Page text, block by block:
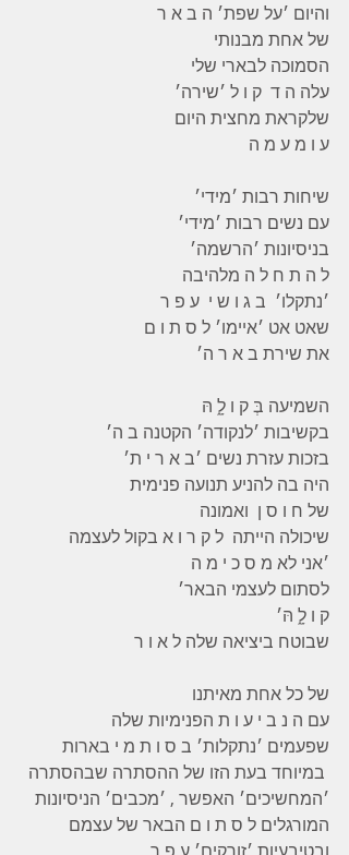
והיום ׳על שפת׳ ה ב א ר
של אחת מבנותי
הסמוכה לבארי שלי
עלה ה ד  ק ו ל ׳שירה׳
שלקראת מחצית היום
ע ו מ ע מ ה
שיחות רבות ׳מידי׳
עם נשים רבות ׳מידי׳
בניסיונות ׳הרשמה׳
ל ה ת ח ל ה מלהיבה
׳נתקלו׳  ב ג ו ש י  ע פ ר
שאט אט ׳איימו׳ ל ס ת ו ם
את שירת ב א ר ה׳
השמיעה בְּ ק ו לָ֑ הּ
בקשיבות ׳לנקודה׳ הקטנה ב ה׳
בזכות עזרת נשים ׳ב א ר י ת׳
היה בה להניע תנועה פנימית
של ח ו ס ן  ואמונה
שיכולה הייתה  ל ק ר ו א בקול לעצמה
׳אני לא מ ס כ י מ ה
לסתום לעצמי הבאר׳
ק ו לָ֑ הּ׳
שבוטח ביציאה שלה ל א ו ר
של כל אחת מאיתנו
עם ה נ ב י ע ו ת הפנימיות שלה
שפעמים ׳נתקלות׳ ב ס ו ת מ י בארות
׳המחשיכים׳ האפשר , ׳מכבים׳ הניסיונות
המורגלים ל ס ת ו ם הבאר של עצמם